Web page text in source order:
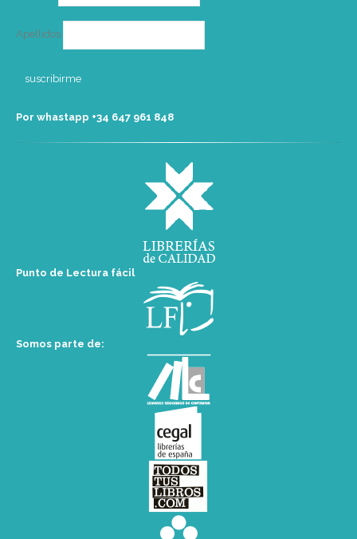
Apellidos
Por whastapp +34 ‭647 961 848‬
Punto de Lectura fácil
Somos parte de: